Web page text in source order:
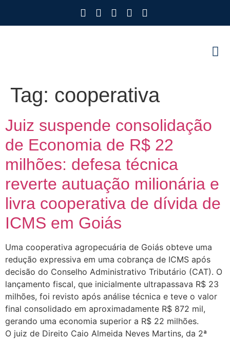
Tag: cooperativa
Juiz suspende consolidação
de Economia de R$ 22
milhões: defesa técnica
reverte autuação milionária e
livra cooperativa de dívida de
ICMS em Goiás
Uma cooperativa agropecuária de Goiás obteve uma
redução expressiva em uma cobrança de ICMS após
decisão do Conselho Administrativo Tributário (CAT). O
lançamento fiscal, que inicialmente ultrapassava R$ 23
milhões, foi revisto após análise técnica e teve o valor
final consolidado em aproximadamente R$ 872 mil,
gerando uma economia superior a R$ 22 milhões.
O juiz de Direito Caio Almeida Neves Martins, da 2ª